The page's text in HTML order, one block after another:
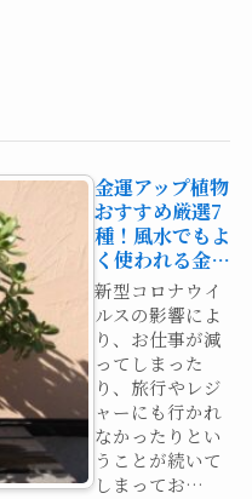
金運アップ植物
おすすめ厳選7
種！風水でもよ
く使われる金…
新型コロナウイ
ルスの影響によ
り、お仕事が減
ってしまった
り、旅行やレジ
ャーにも行かれ
なかったりとい
うことが続いて
しまってお…